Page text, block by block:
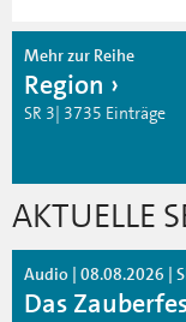
Mehr zur Reihe
Region
SR 3| 3735 Einträge
AKTUELLE
Audio | 08.08.2026 |
Das